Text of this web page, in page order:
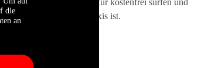
die
an
dass er in Ihrer Praxis ist.